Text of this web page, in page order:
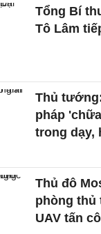
Tổng Bí
Tô Lâm
Thủ
pháp
trong dạy,
Thủ đô
phòng
UAV tấn